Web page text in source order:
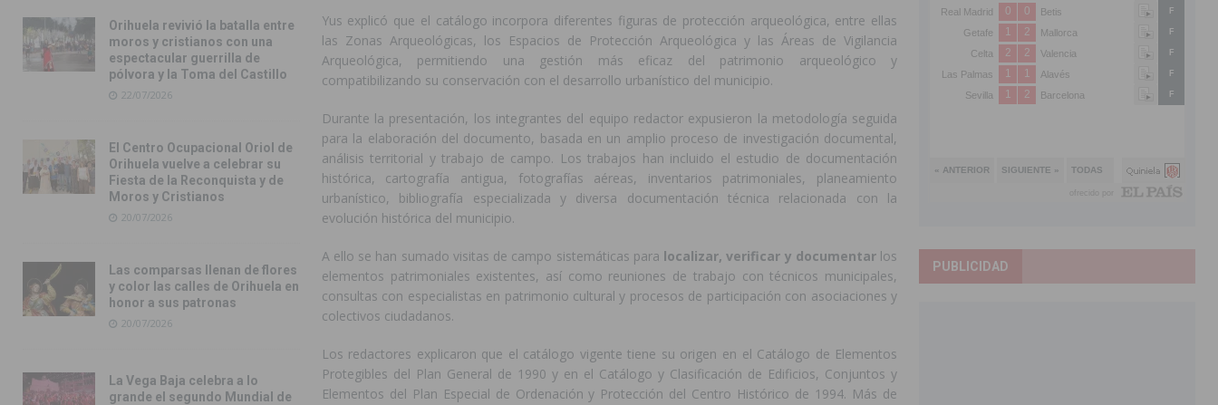
Yus explicó que el catálogo incorpora diferentes figuras de protección arqueológica, entre ellas
las Zonas Arqueológicas, los Espacios de Protección Arqueológica y las Áreas de Vigilancia
Arqueológica, permitiendo una gestión más eficaz del patrimonio arqueológico y
compatibilizando su conservación con el desarrollo urbanístico del municipio.
Durante la presentación, los integrantes del equipo redactor expusieron la metodología seguida
para la elaboración del documento, basada en un amplio proceso de investigación documental,
análisis territorial y trabajo de campo. Los trabajos han incluido el estudio de documentación
histórica, cartografía antigua, fotografías aéreas, inventarios patrimoniales, planeamiento
urbanístico, bibliografía especializada y diversa documentación técnica relacionada con la
evolución histórica del municipio.
A ello se han sumado visitas de campo sistemáticas para localizar, verificar y documentarlos
elementos patrimoniales existentes, así como reuniones de trabajo con técnicos municipales,
consultas con especialistas en patrimonio cultural y procesos de participación con asociaciones y
colectivos ciudadanos.
Los redactores explicaron que el catálogo vigente tiene su origen en el Catálogo de Elementos
Protegibles del Plan General de 1990 y en el Catálogo y Clasificación de Edificios, Conjuntos y
Elementos del Plan Especial de Ordenación y Protección del Centro Histórico de 1994. Más de
Orihuela revivió la batalla entre
moros y cristianos con una
espectacular guerrilla de
pólvora y la Toma del Castillo
22/07/2026
El Centro Ocupacional Oriol de
Orihuela vuelve a celebrar su
Fiesta de la Reconquista y de
Moros y Cristianos
20/07/2026
Las comparsas llenan de flores
y color las calles de Orihuela en
honor a sus patronas
20/07/2026
La Vega Baja celebra a lo
grande el segundo Mundial de
PUBLICIDAD